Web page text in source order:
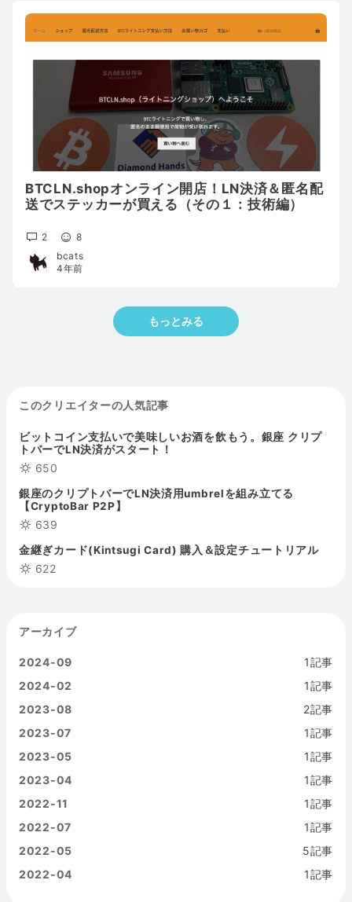
BTCLN.shopオンライン開店！LN決済＆匿名配
送でステッカーが買える（その１：技術編）
2
8
bcats
4年前
もっとみる
このクリエイターの人気記事
ビットコイン支払いで美味しいお酒を飲もう。銀座 クリプ
トバーでLN決済がスタート！
650
銀座のクリプトバーでLN決済用umbrelを組み立てる
【CryptoBar P2P】
639
金継ぎカード(Kintsugi Card) 購入＆設定チュートリアル
622
アーカイブ
2024-09
1記事
2024-02
1記事
2023-08
2記事
2023-07
1記事
2023-05
1記事
2023-04
1記事
2022-11
1記事
2022-07
1記事
2022-05
5記事
2022-04
1記事